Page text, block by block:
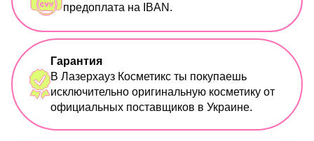
предоплата на IBAN.
Гарантия
В Лазерхауз Косметикс ты покупаешь
исключительно оригинальную косметику от
официальных поставщиков в Украине.